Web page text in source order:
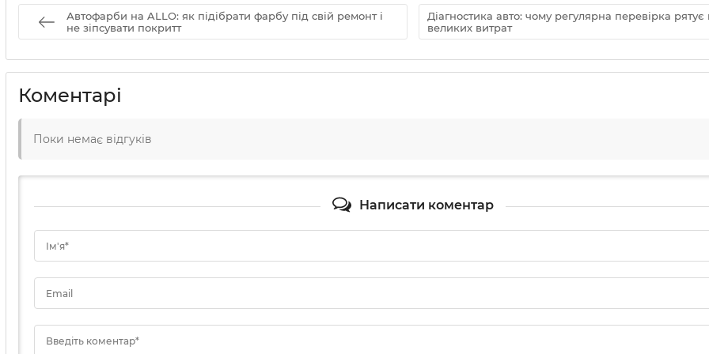
Автофарби на ALLO: як підібрати фарбу під свій ремонт і
не зіпсувати покритт
Діагностика авто: чому регулярна перевірка рятує
великих витрат
Коментарі
Поки немає відгуків
Написати коментар
Ім'я*
Email
Введіть коментар*